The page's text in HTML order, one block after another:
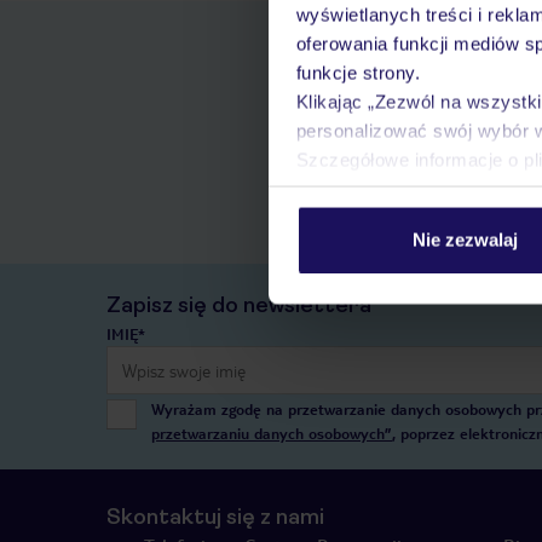
wyświetlanych treści i
oferowania funkcji mediów
funkcje strony.
Klikając „Zezwól na
personalizować swój wybór
Szczegółowe informacje o
Nie zezwalaj
Zapisz się do newslettera
IMIĘ*
Wyrażam zgodę na przetwarzanie danych osobowych
przetwarzaniu danych osobowych”, poprzez
Skontaktuj się z nami